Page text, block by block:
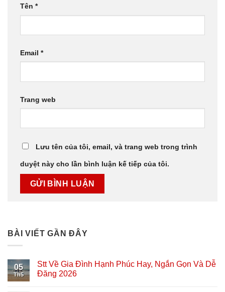
Tên *
Email *
Trang web
Lưu tên của tôi, email, và trang web trong trình
duyệt này cho lần bình luận kế tiếp của tôi.
BÀI VIẾT GẦN ĐÂY
05
Th5
Stt Về Gia Đình Hạnh Phúc Hay, Ngắn Gọn Và Dễ
Đăng 2026